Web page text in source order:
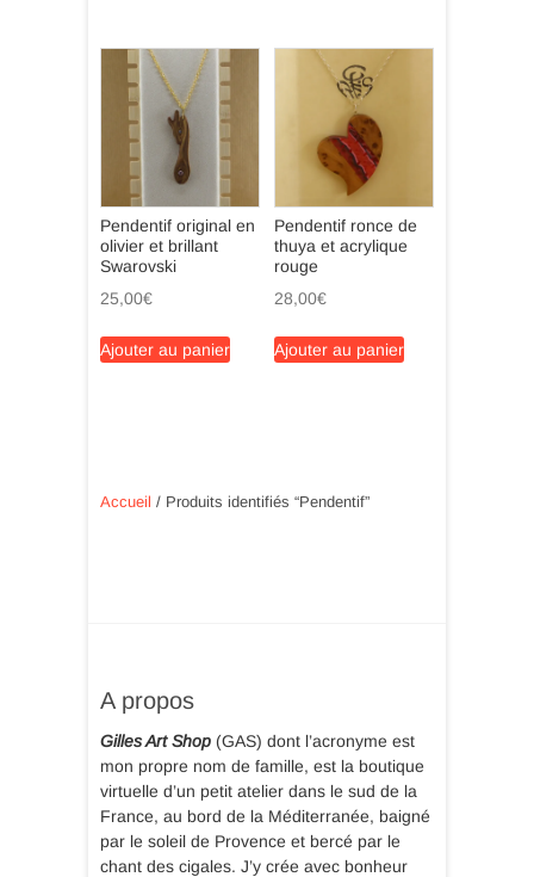
Pendentif original en
olivier et brillant
Swarovski
25,00€
Ajouter au panier
Pendentif ronce de
thuya et acrylique
rouge
28,00€
Ajouter au panier
Accueil / Produits identifiés “Pendentif”
A propos
Gilles Art Shop (GAS) dont l’acronyme est
mon propre nom de famille, est la boutique
virtuelle d’un petit atelier dans le sud de la
France, au bord de la Méditerranée, baigné
par le soleil de Provence et bercé par le
chant des cigales. J’y crée avec bonheur